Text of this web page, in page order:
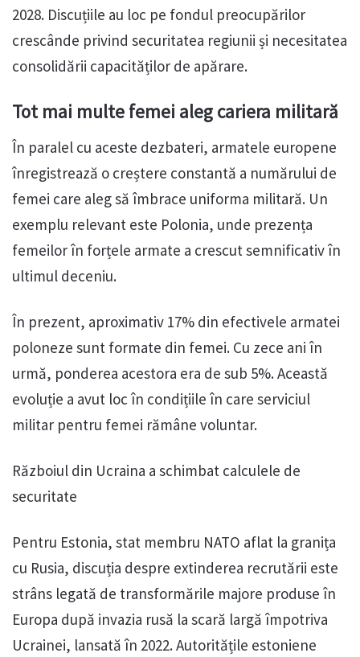
2028. Discuțiile au loc pe fondul preocupărilor
crescânde privind securitatea regiunii și necesitatea
consolidării capacităților de apărare.
Tot mai multe femei aleg cariera militară
În paralel cu aceste dezbateri, armatele europene
înregistrează o creștere constantă a numărului de
femei care aleg să îmbrace uniforma militară. Un
exemplu relevant este Polonia, unde prezența
femeilor în forțele armate a crescut semnificativ în
ultimul deceniu.
În prezent, aproximativ 17% din efectivele armatei
poloneze sunt formate din femei. Cu zece ani în
urmă, ponderea acestora era de sub 5%. Această
evoluție a avut loc în condițiile în care serviciul
militar pentru femei rămâne voluntar.
Războiul din Ucraina a schimbat calculele de
securitate
Pentru Estonia, stat membru NATO aflat la granița
cu Rusia, discuția despre extinderea recrutării este
strâns legată de transformările majore produse în
Europa după invazia rusă la scară largă împotriva
Ucrainei, lansată în 2022. Autoritățile estoniene